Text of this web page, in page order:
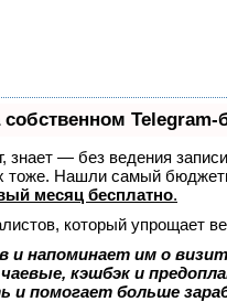
Telegram-
знает — без ведения
тоже. Нашли самый
месяц бесплатно.
который упрощает
и напоминает им о
кэшбэк и
и помогает больше